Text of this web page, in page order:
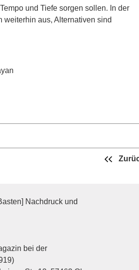
und Tiefe sorgen sollen. In der
weiterhin aus, Alternativen sind
Nachdruck und
bei der